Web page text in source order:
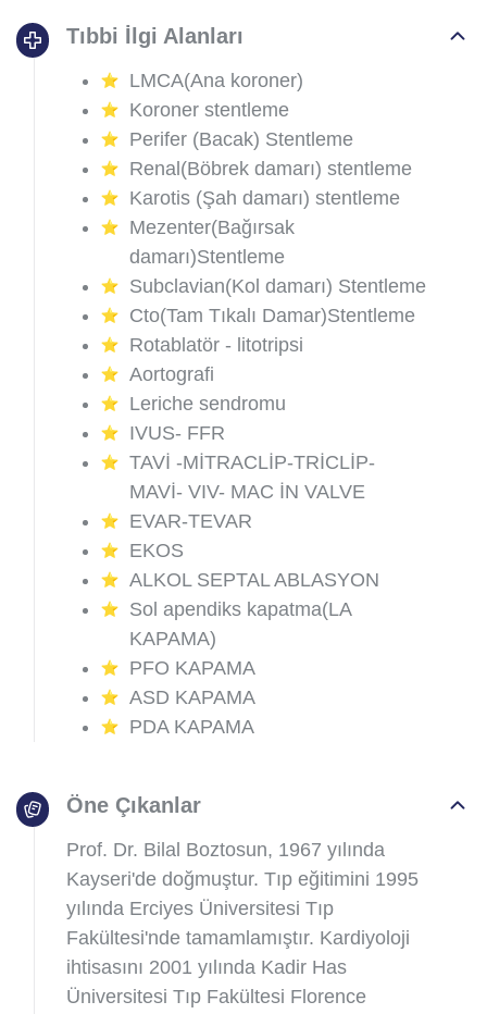
Tıbbi İlgi Alanları
LMCA(Ana koroner)
Koroner stentleme
Perifer (Bacak) Stentleme
Renal(Böbrek damarı) stentleme
Karotis (Şah damarı) stentleme
Mezenter(Bağırsak
damarı)Stentleme
Subclavian(Kol damarı) Stentleme
Cto(Tam Tıkalı Damar)Stentleme
Rotablatör - litotripsi
Aortografi
Leriche sendromu
IVUS- FFR
TAVİ -MİTRACLİP-TRİCLİP-
MAVİ- VIV- MAC İN VALVE
EVAR-TEVAR
EKOS
ALKOL SEPTAL ABLASYON
Sol apendiks kapatma(LA
KAPAMA)
PFO KAPAMA
ASD KAPAMA
PDA KAPAMA
Öne Çıkanlar
Prof. Dr. Bilal Boztosun, 1967 yılında
Kayseri'de doğmuştur. Tıp eğitimini 1995
yılında Erciyes Üniversitesi Tıp
Fakültesi'nde tamamlamıştır. Kardiyoloji
ihtisasını 2001 yılında Kadir Has
Üniversitesi Tıp Fakültesi Florence